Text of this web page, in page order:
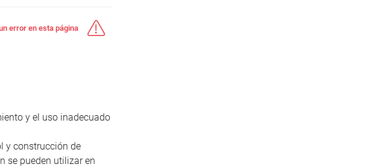
error en esta página
y el uso inadecuado
y construcción de
se pueden utilizar en